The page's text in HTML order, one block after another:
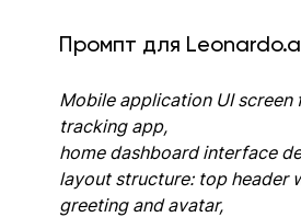
Промпт для
Mobile application UI screen
tracking app,
home dashboard interface
layout structure: top header
greeting and avatar,